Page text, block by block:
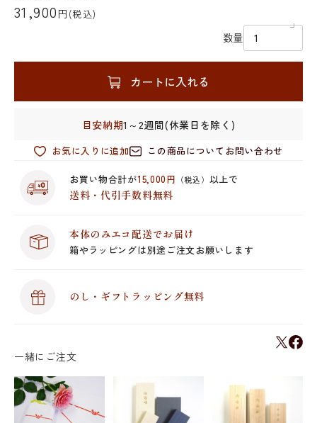
31,900 円 (税込)
数量
カートに入れる
目安納期1～2週間(休業日を除く)
お気に入りに追加 この商品についてお問い合わせ
お買い物合計が15,000円 （税込） 以上で
送料・代引手数料無料
本体のみエコ配送でお届け
箱やラッピングは別途ご注文お願いします
のし・ギフトラッピング無料
一緒にご注文